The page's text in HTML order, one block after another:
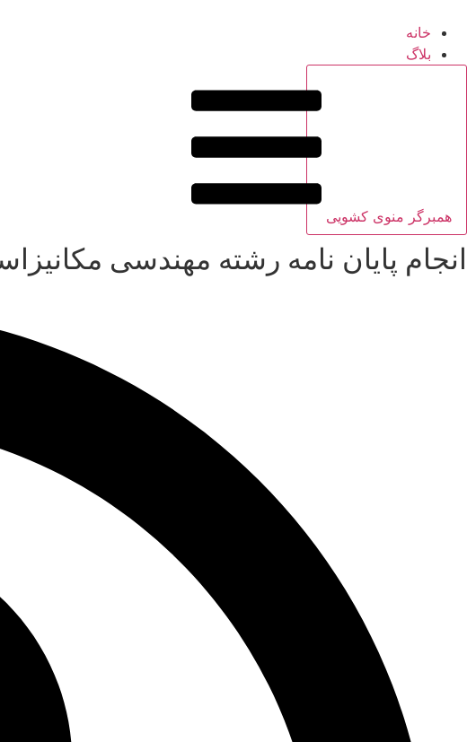
خانه
بلاگ
همبرگر منوی کشویی
انجام پایان نامه رشته مهندسی